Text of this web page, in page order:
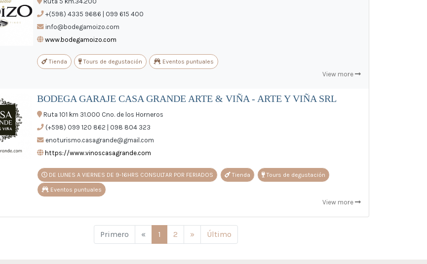
+(598) 4335 9686 | 099 615 400
info@bodegamoizo.com
www.bodegamoizo.com
Tienda Tours de degustación Eventos puntuales
View more
BODEGA GARAJE CASA GRANDE ARTE & VIÑA - ARTE Y VIÑA SRL
Ruta 101 km 31.000 Cno. de los Horneros
(+598) 099 120 862 | 098 804 323
enoturismo.casagrande@gmail.com
https://www.vinoscasagrande.com
DE LUNES A VIERNES DE 9-16HRS CONSULTAR POR FERIADOS Tienda Tours de degustación
Eventos puntuales
View more
Primero «Anterior
1 2 »Siguiente
Último